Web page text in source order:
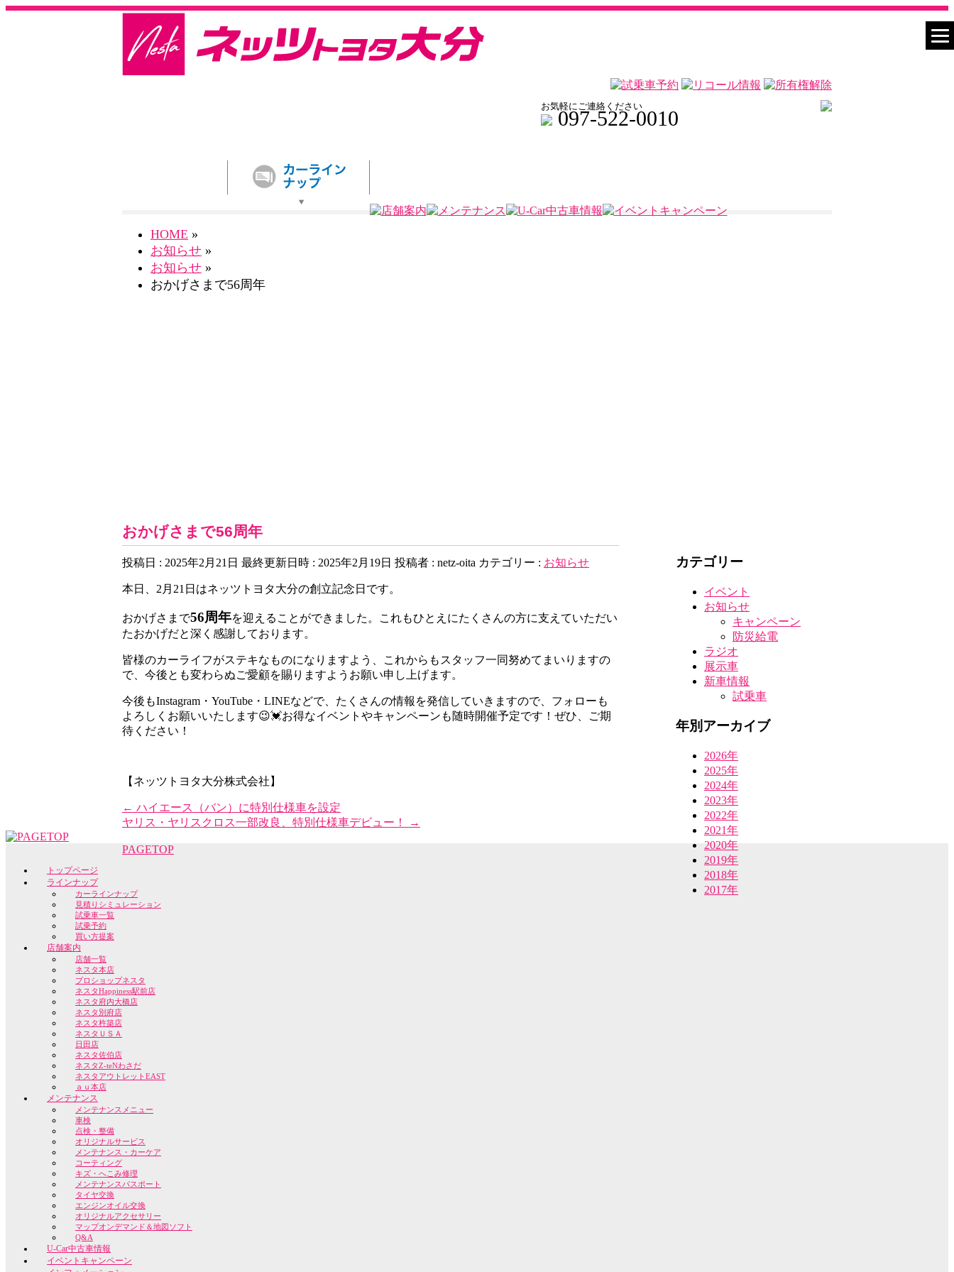
お気軽にご連絡ください
097-522-0010
HOME »
お知らせ »
お知らせ »
おかげさまで56周年
おかげさまで56周年
投稿日 : 2025年2月21日 最終更新日時 : 2025年2月19日 投稿者 : netz-oita カテゴリー : お知らせ
本日、2月21日はネッツトヨタ大分の創立記念日です。
おかげさまで56周年を迎えることができました。これもひとえにたくさんの方に支えていただい
たおかげだと深く感謝しております。
皆様のカーライフがステキなものになりますよう、これからもスタッフ一同努めてまいりますの
で、今後とも変わらぬご愛顧を賜りますようお願い申し上げます。
今後もInstagram・YouTube・LINEなどで、たくさんの情報を発信していきますので、フォローも
よろしくお願いいたします😉💓お得なイベントやキャンペーンも随時開催予定です！ぜひ、ご期
待ください！
【ネッツトヨタ大分株式会社】
← ハイエース（バン）に特別仕様車を設定
ヤリス・ヤリスクロス一部改良、特別仕様車デビュー！
→
カテゴリー
イベント
お知らせ
キャンペーン
防災給電
ラジオ
展示車
新車情報
試乗車
年別アーカイブ
2026年
2025年
2024年
2023年
2022年
2021年
2020年
2019年
2018年
2017年
PAGETOP
トップページ
ラインナップ
カーラインナップ
見積りシミュレーション
試乗車一覧
試乗予約
買い方提案
店舗案内
店舗一覧
ネスタ本店
プロショップネスタ
ネスタHappiness駅前店
ネスタ府内大橋店
ネスタ別府店
ネスタ杵築店
ネスタＵＳＡ
日田店
ネスタ佐伯店
ネスタZ-teNわさだ
ネスタアウトレットEAST
ａｕ本店
メンテナンス
メンテナンスメニュー
車検
点検・整備
オリジナルサービス
メンテナンス・カーケア
コーティング
キズ・へこみ修理
メンテナンスパスポート
タイヤ交換
エンジンオイル交換
オリジナルアクセサリー
マップオンデマンド＆地図ソフト
Q&A
U-Car中古車情報
イベントキャンペーン